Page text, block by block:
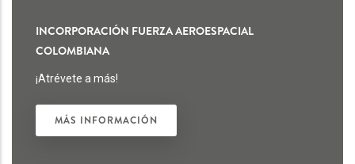
INCORPORACIÓN FUERZA AEROESPACIAL
COLOMBIANA
¡Atrévete a más!
MÁS INFORMACIÓN